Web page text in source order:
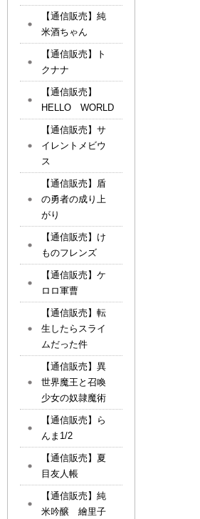
【通信販売】純
米酒ちゃん
【通信販売】ト
クナナ
【通信販売】
HELLO WORLD
【通信販売】サ
イレントメビウ
ス
【通信販売】盾
の勇者の成り上
がり
【通信販売】け
ものフレンズ
【通信販売】ケ
ロロ軍曹
【通信販売】転
生したらスライ
ムだった件
【通信販売】異
世界魔王と召喚
少女の奴隷魔術
【通信販売】ら
んま1/2
【通信販売】夏
目友人帳
【通信販売】純
米吟醸 繪里子